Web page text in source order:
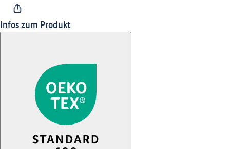
Infos zum Produkt